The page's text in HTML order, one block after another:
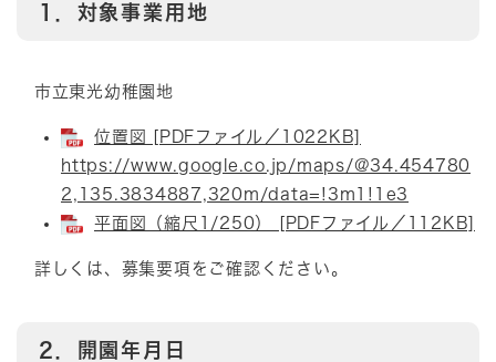
1．対象事業用地
市立東光幼稚園地
位置図 [PDFファイル／1022KB]
https://www.google.co.jp/maps/@34.454780
2,135.3834887,320m/data=!3m1!1e3
平面図（縮尺1/250） [PDFファイル／112KB]
詳しくは、募集要項をご確認ください。
2．開園年月日